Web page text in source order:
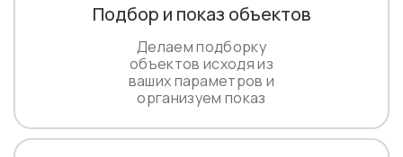
Подбор и показ объектов
Делаем подборку
объектов исходя из
ваших параметров и
организуем показ